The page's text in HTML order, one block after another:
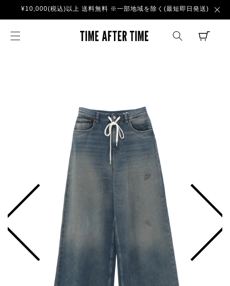
ンツに
進む
¥10,000(税込)以上 送料無料 ※一部地域を除く(最短即日発送)
TIME AFTER
CART